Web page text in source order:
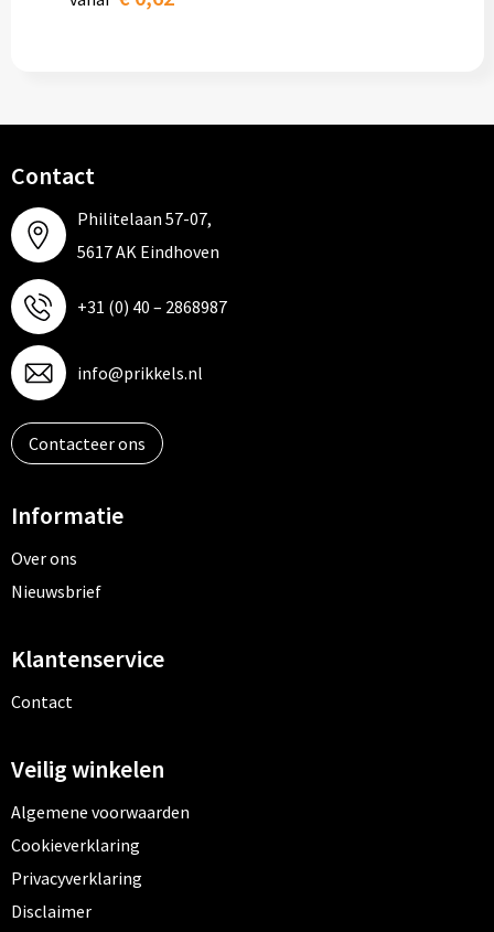
Contact
Philitelaan 57-07,
5617 AK Eindhoven
+31 (0) 40 – 2868987
info@prikkels.nl
Contacteer ons
Informatie
Over ons
Nieuwsbrief
Klantenservice
Contact
Veilig winkelen
Algemene voorwaarden
Cookieverklaring
Privacyverklaring
Disclaimer